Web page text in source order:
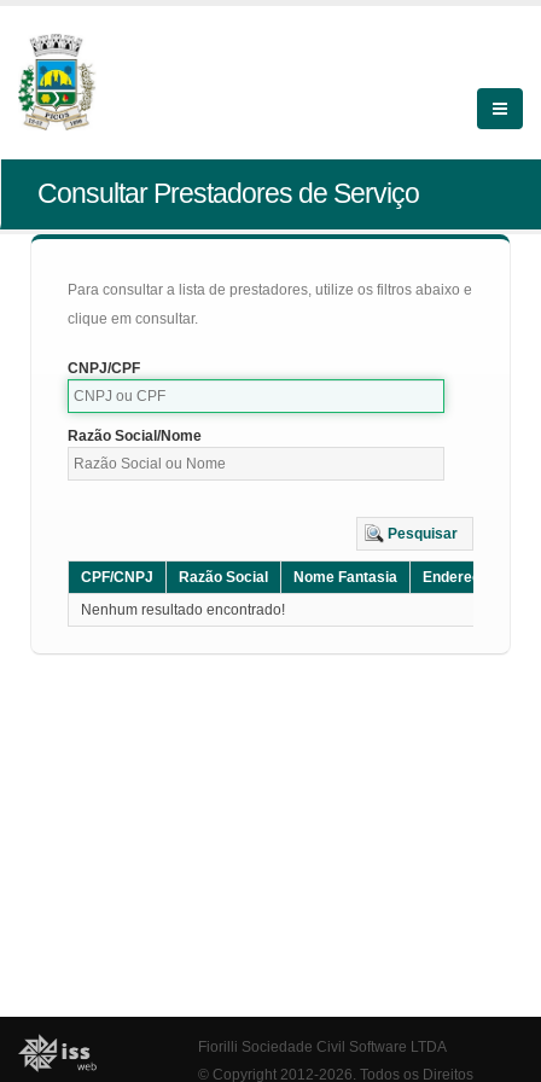
Consultar Prestadores de Serviço
Para consultar a lista de prestadores, utilize os filtros abaixo e
clique em consultar.
CNPJ/CPF
Razão Social/Nome
Pesquisar
CPF/CNPJ Razão Social Nome Fantasia Endereço
Nenhum resultado encontrado!
Fiorilli Sociedade Civil Software LTDA
© Copyright 2012-2026. Todos os Direitos